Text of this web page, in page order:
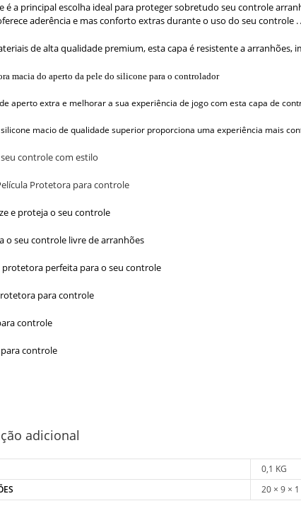
é a principal escolha ideal para proteger sobretudo seu controle
aderência e mas conforto extras durante o uso do seu controle
de alta qualidade premium, esta capa é resistente a arranhões,
macia do aperto da pele do silicone para o controlador
aperto extra e melhorar a sua experiência de jogo com esta capa de
macio de qualidade superior proporciona uma experiência mais
controlecom estilo
Protetora para controle
e proteja o seu controle
o seu controle livre de arranhões
protetora perfeita para o seu controle
para controle
controle
controle
adicional
0,1 KG
20 × 9 ×